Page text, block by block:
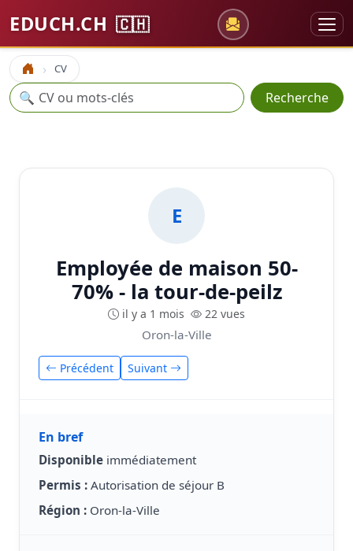
EDUCH.CH 🇨🇭
Accueil CV
Recherche
🔍 Recherche
E
Employée de maison 50-
70% - la tour-de-peilz
il y a 1 mois 22 vues
Oron-la-Ville
Précédent Suivant
En bref
Disponible immédiatement
Permis : Autorisation de séjour B
Région : Oron-la-Ville